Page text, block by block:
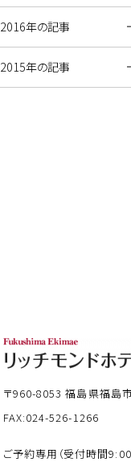
2016年の記事
2015年の記事
〒960-8053福島県福島
FAX:024-526-1266
ご予約専用（受付時間